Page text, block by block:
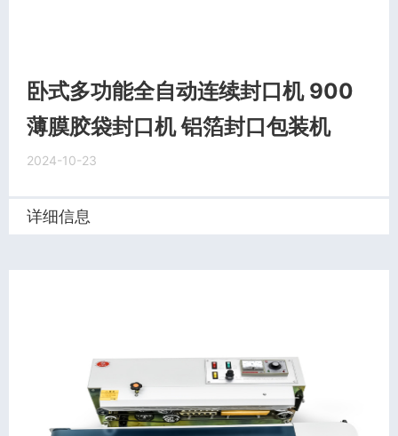
卧式多功能全自动连续封口机 900
薄膜胶袋封口机 铝箔封口包装机
2024-10-23
详细信息